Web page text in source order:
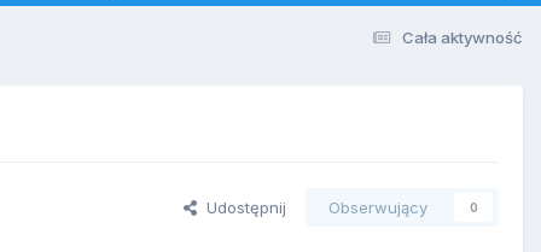
Cała aktywność
Udostępnij Obserwujący 0